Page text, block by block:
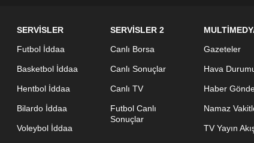
SERVİSLER
Futbol İddaa
Basketbol İddaa
Hentbol İddaa
Bilardo İddaa
Voleybol İddaa
SERVİSLER 2
Canlı Borsa
Canlı Sonuçlar
Canlı TV
Futbol Canlı
Sonuçlar
Gazeteler
Hava
Haber
Namaz
TV Yayın